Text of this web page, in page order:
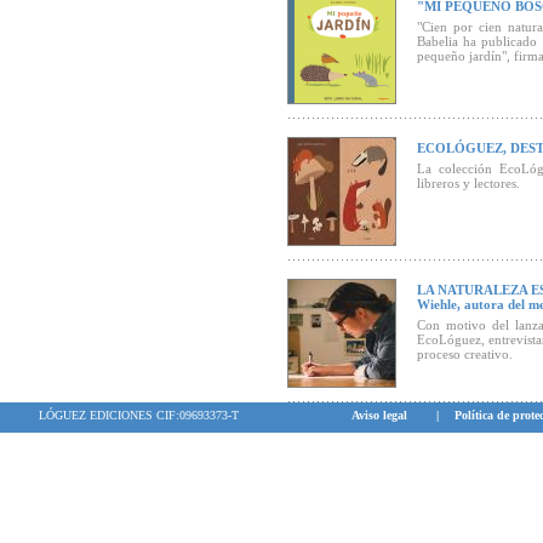
"MI PEQUEÑO
"Cien por cien
Babelia ha
pequeño jardín",
ECOLÓGUEZ,
La colección
libreros y lectores.
LA NATURALEZA
Wiehle, autora del
Con motivo del
EcoLóguez,
proceso creativo.
LÓGUEZ EDICIONES CIF:09693373-T Aviso legal | Política de